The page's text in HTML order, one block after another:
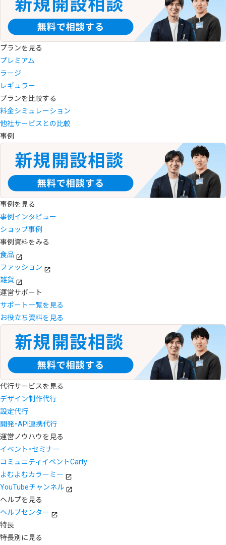
プランを見る
プレミアム
ラージ
レギュラー
プランを比較する
料金シミュレーション
他社サービスとの比較
事例
事例を見る
事例インタビュー
ショップ事例
事例資料をみる
食品
ファッション
雑貨
運営サポート
サポート一覧を見る
お役立ち資料を見る
代行サービスを見る
デザイン制作代行
設定代行
開発・API連携代行
運営ノウハウを見る
イベント・セミナー
コミュニティイベントCarty
よむよむカラーミー
YouTubeチャンネル
ヘルプを見る
ヘルプセンター
特長
特長別に見る